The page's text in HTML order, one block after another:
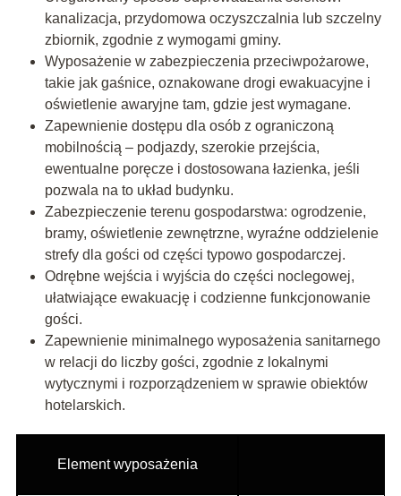
kanalizacja, przydomowa oczyszczalnia lub szczelny
zbiornik, zgodnie z wymogami gminy.
Wyposażenie w zabezpieczenia przeciwpożarowe,
takie jak gaśnice, oznakowane drogi ewakuacyjne i
oświetlenie awaryjne tam, gdzie jest wymagane.
Zapewnienie dostępu dla osób z ograniczoną
mobilnością – podjazdy, szerokie przejścia,
ewentualne poręcze i dostosowana łazienka, jeśli
pozwala na to układ budynku.
Zabezpieczenie terenu gospodarstwa: ogrodzenie,
bramy, oświetlenie zewnętrzne, wyraźne oddzielenie
strefy dla gości od części typowo gospodarczej.
Odrębne wejścia i wyjścia do części noclegowej,
ułatwiające ewakuację i codzienne funkcjonowanie
gości.
Zapewnienie minimalnego wyposażenia sanitarnego
w relacji do liczby gości, zgodnie z lokalnymi
wytycznymi i rozporządzeniem w sprawie obiektów
hotelarskich.
Element wyposażenia